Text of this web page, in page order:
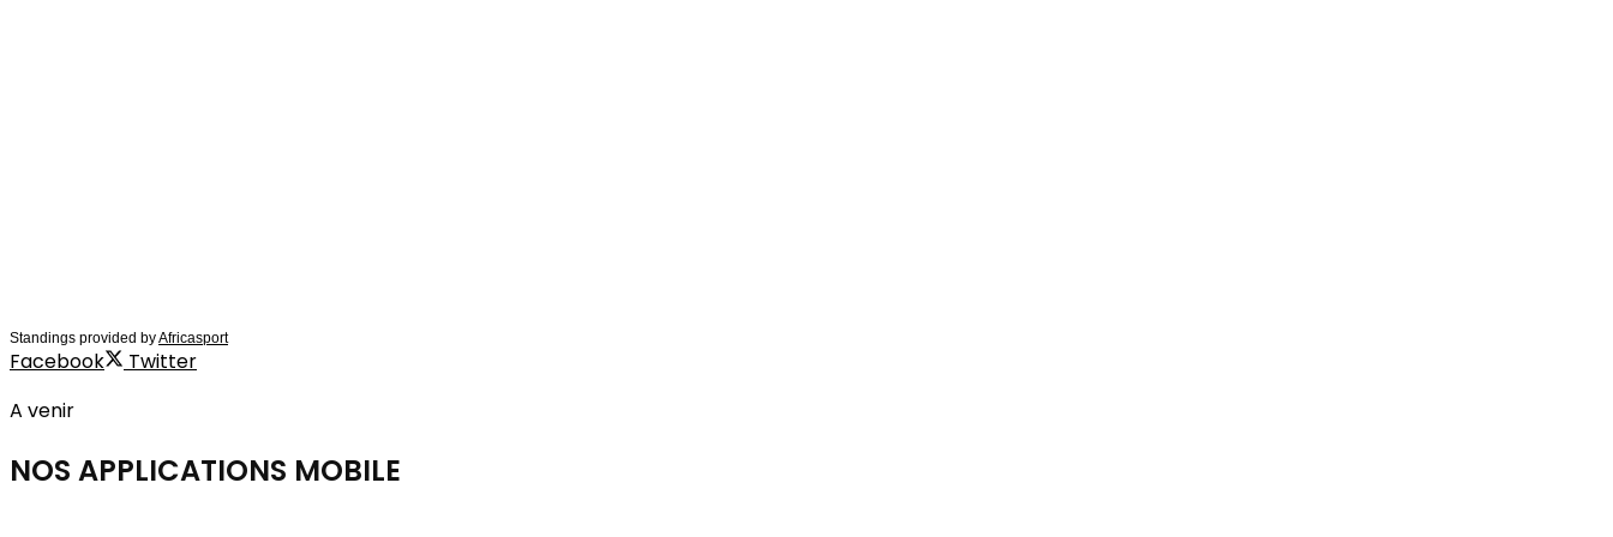
Standings provided byAfricasport
Facebook
Twitter
A venir
NOS APPLICATIONS MOBILE